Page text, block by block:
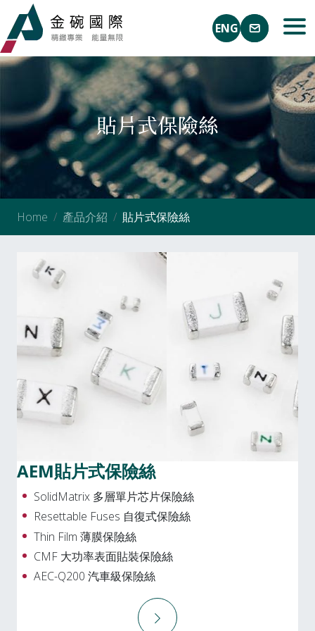
ENG
貼片式保險絲
Home 產品介紹 貼片式保險絲
AEM貼片式保險絲
SolidMatrix 多層單片芯片保險絲
Resettable Fuses 自復式保險絲
Thin Film 薄膜保險絲
CMF 大功率表面貼裝保險絲
AEC-Q200 汽車級保險絲